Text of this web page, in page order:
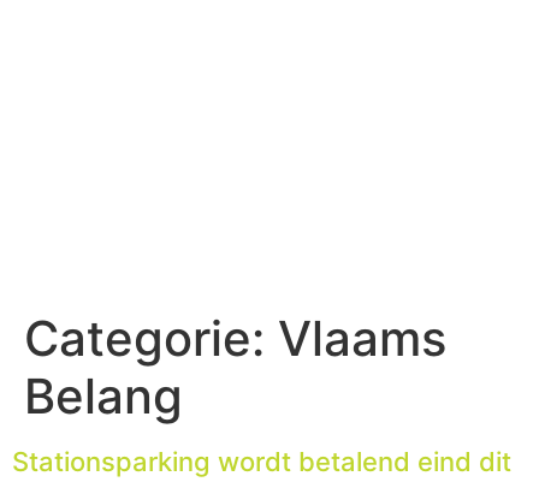
Categorie: Vlaams
Belang
Stationsparking wordt betalend eind dit